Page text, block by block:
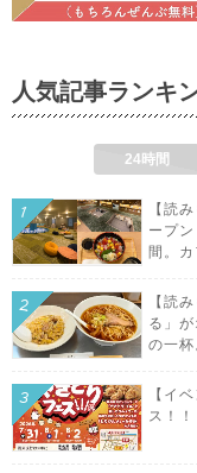
人気記事ランキ
24時間
【読
ープ
間。
【読
る」
の一杯
【イ
ス！